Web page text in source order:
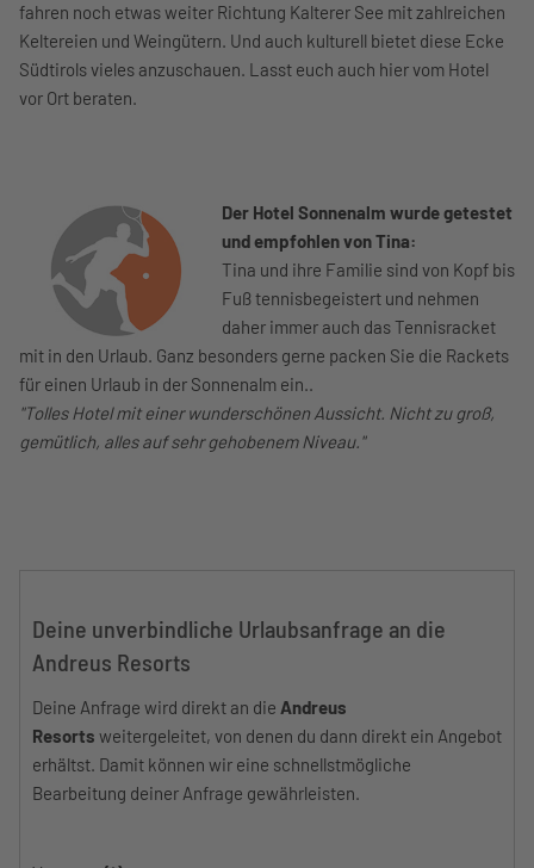
fahren noch etwas weiter Richtung Kalterer See mit zahlreichen
Keltereien und Weingütern. Und auch kulturell bietet diese Ecke
Südtirols vieles anzuschauen. Lasst euch auch hier vom Hotel
vor Ort beraten.
Der Hotel Sonnenalm wurde getestet
und empfohlen von Tina:
Tina und ihre Familie sind von Kopf bis
Fuß tennisbegeistert und nehmen
daher immer auch das Tennisracket
mit in den Urlaub. Ganz besonders gerne packen Sie die Rackets
für einen Urlaub in der Sonnenalm ein..
"Tolles Hotel mit einer wunderschönen Aussicht. Nicht zu groß,
gemütlich, alles auf sehr gehobenem Niveau."
Deine unverbindliche Urlaubsanfrage an die
Andreus Resorts
Deine Anfrage wird direkt an die Andreus
Resorts weitergeleitet, von denen du dann direkt ein Angebot
erhältst. Damit können wir eine schnellstmögliche
Bearbeitung deiner Anfrage gewährleisten.